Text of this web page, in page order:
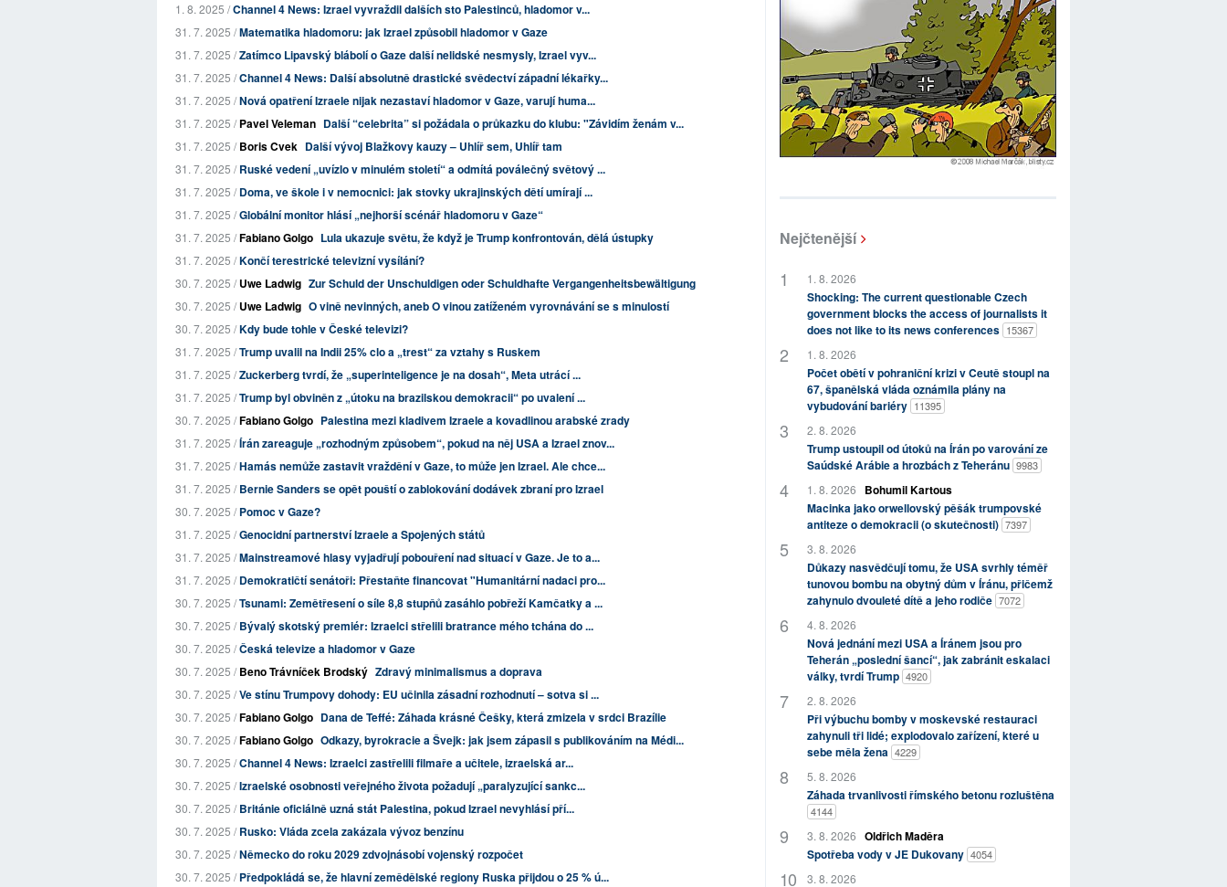
1. 8. 2025 /Channel 4 News: Izrael vyvraždil dalších sto Palestinců, hladomor v...
31. 7. 2025 /Matematika hladomoru: jak Izrael způsobil hladomor v Gaze
31. 7. 2025 /Zatímco Lipavský blábolí o Gaze další nelidské nesmysly, Izrael vyv...
31. 7. 2025 /Channel 4 News: Další absolutně drastické svědectví západní lékařky...
31. 7. 2025 /Nová opatření Izraele nijak nezastaví hladomor v Gaze, varují huma...
31. 7. 2025 /Pavel Veleman Další “celebrita” si požádala o průkazku do klubu: "Závidím ženám v...
31. 7. 2025 /Boris Cvek Další vývoj Blažkovy kauzy – Uhlíř sem, Uhlíř tam
31. 7. 2025 /Ruské vedení „uvízlo v minulém století“ a odmítá poválečný světový ...
31. 7. 2025 /Doma, ve škole i v nemocnici: jak stovky ukrajinských dětí umírají ...
31. 7. 2025 /Globální monitor hlásí „nejhorší scénář hladomoru v Gaze“
31. 7. 2025 /Fabiano Golgo Lula ukazuje světu, že když je Trump konfrontován, dělá ústupky
31. 7. 2025 /Končí terestrické televizní vysílání?
30. 7. 2025 /Uwe Ladwig Zur Schuld der Unschuldigen oder Schuldhafte Vergangenheitsbewältigung
30. 7. 2025 /Uwe Ladwig O vině nevinných, aneb O vinou zatíženém vyrovnávání se s minulostí
30. 7. 2025 /Kdy bude tohle v České televizi?
31. 7. 2025 /Trump uvalil na Indii 25% clo a „trest“ za vztahy s Ruskem
31. 7. 2025 /Zuckerberg tvrdí, že „superinteligence je na dosah“, Meta utrácí ...
31. 7. 2025 /Trump byl obviněn z „útoku na brazilskou demokracii“ po uvalení ...
30. 7. 2025 /Fabiano Golgo Palestina mezi kladivem Izraele a kovadlinou arabské zrady
31. 7. 2025 /Írán zareaguje „rozhodným způsobem“, pokud na něj USA a Izrael znov...
31. 7. 2025 /Hamás nemůže zastavit vraždění v Gaze, to může jen Izrael. Ale chce...
31. 7. 2025 /Bernie Sanders se opět pouští o zablokování dodávek zbraní pro Izrael
30. 7. 2025 /Pomoc v Gaze?
31. 7. 2025 /Genocidní partnerství Izraele a Spojených států
31. 7. 2025 /Mainstreamové hlasy vyjadřují pobouření nad situací v Gaze. Je to a...
31. 7. 2025 /Demokratičtí senátoři: Přestaňte financovat "Humanitární nadaci pro...
30. 7. 2025 /Tsunami: Zemětřesení o síle 8,8 stupňů zasáhlo pobřeží Kamčatky a ...
30. 7. 2025 /Bývalý skotský premiér: Izraelci střelili bratrance mého tchána do ...
30. 7. 2025 /Česká televize a hladomor v Gaze
30. 7. 2025 /Beno Trávníček Brodský Zdravý minimalismus a doprava
30. 7. 2025 /Ve stínu Trumpovy dohody: EU učinila zásadní rozhodnutí – sotva si ...
30. 7. 2025 /Fabiano Golgo Dana de Teffé: Záhada krásné Češky, která zmizela v srdci Brazílie
30. 7. 2025 /Fabiano Golgo Odkazy, byrokracie a Švejk: jak jsem zápasil s publikováním na Médi...
30. 7. 2025 /Channel 4 News: Izraelci zastřelili filmaře a učitele, izraelská ar...
30. 7. 2025 /Izraelské osobnosti veřejného života požadují „paralyzující sankc...
30. 7. 2025 /Británie oficiálně uzná stát Palestina, pokud Izrael nevyhlásí pří...
30. 7. 2025 /Rusko: Vláda zcela zakázala vývoz benzínu
30. 7. 2025 /Německo do roku 2029 zdvojnásobí vojenský rozpočet
30. 7. 2025 /Předpokládá se, že hlavní zemědělské regiony Ruska přijdou o 25 % ú...
Nejčtenější
1. 8. 2026
Shocking: The current questionable Czech
government blocks the access of journalists it
does not like to its news conferences 15367
1. 8. 2026
Počet obětí v pohraniční krizi v Ceutě stoupl na
67, španělská vláda oznámila plány na
vybudování bariéry 11395
2. 8. 2026
Trump ustoupil od útoků na Írán po varování ze
Saúdské Arábie a hrozbách z Teheránu 9983
1. 8. 2026
Bohumil Kartous
Macinka jako orwellovský pěšák trumpovské
antiteze o demokracii (o skutečnosti) 7397
3. 8. 2026
Důkazy nasvědčují tomu, že USA svrhly téměř
tunovou bombu na obytný dům v Íránu, přičemž
zahynulo dvouleté dítě a jeho rodiče 7072
4. 8. 2026
Nová jednání mezi USA a Íránem jsou pro
Teherán „poslední šancí“, jak zabránit eskalaci
války, tvrdí Trump 4920
2. 8. 2026
Při výbuchu bomby v moskevské restauraci
zahynuli tři lidé; explodovalo zařízení, které u
sebe měla žena 4229
5. 8. 2026
Záhada trvanlivosti římského betonu rozluštěna
4144
3. 8. 2026 Oldřich Maděra
Spotřeba vody v JE Dukovany 4054
3. 8. 2026